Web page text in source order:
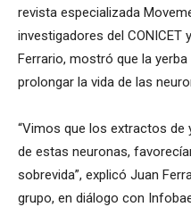
revista especializada
investigadores del CONICET
Ferrario, mostró que la
prolongar la vida de las
“Vimos que los extractos de
de estas neuronas,
sobrevida”, explicó Juan
grupo, en diálogo con